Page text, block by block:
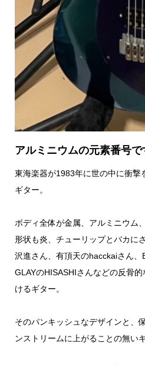
アルミニウムの元素番号
東海楽器が1983年に世の中に衝撃
ギター。
ボディ全体が金属、アルミニウム
形状も炎、チューリップとバカに
沢進さん、有頂天のhacckaiさん、
GLAYのHISASHIさんなどの反骨
けるギター。
そのパンキッシュなデザインと、
ンストリームに上がることの無いギ